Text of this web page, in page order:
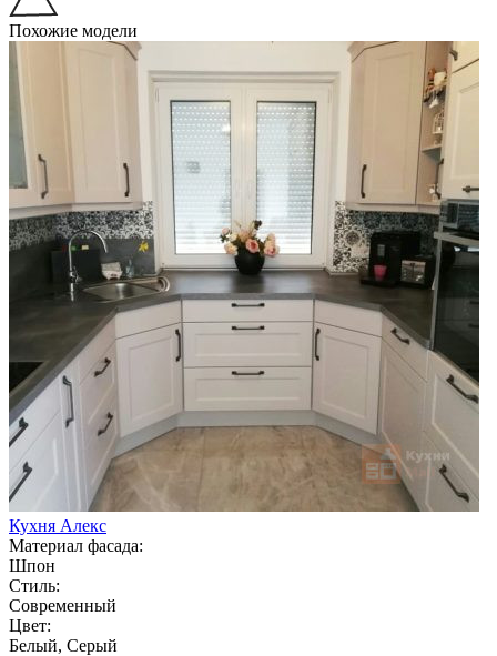
Похожие модели
Кухня Алекс
Материал фасада:
Шпон
Стиль:
Современный
Цвет:
Белый, Серый